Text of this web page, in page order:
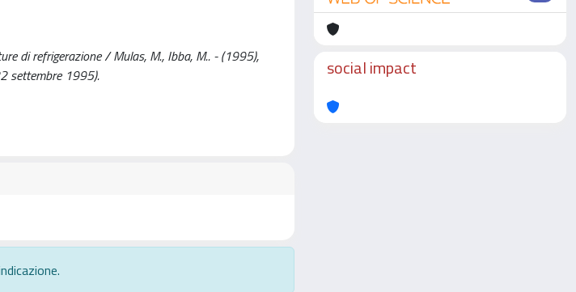
di refrigerazione / Mulas, M., Ibba, M.. - (1995),
settembre 1995).
social impact